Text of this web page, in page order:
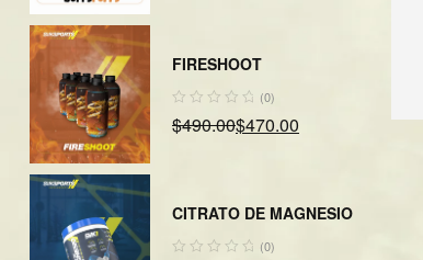
FIRESHOOT
(0)
$490.00$470.00
CITRATO DE MAGNESIO
(0)